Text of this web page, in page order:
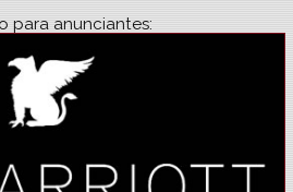
para anunciantes: